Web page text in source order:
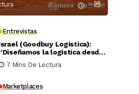
Entrevistas
(Goodbuy Logística):
la logística desde
el lado real del vendedor
7 Mins De Lectura
Marketplaces